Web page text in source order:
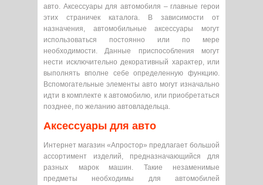
авто. Аксессуары для автомобиля – главные герои
этих страничек каталога. В зависимости от
назначения, автомобильные аксессуары могут
использоваться постоянно или по мере
необходимости. Данные приспособления могут
нести исключительно декоративный характер, или
выполнять вполне себе определенную функцию.
Вспомогательные элементы авто могут изначально
идти в комплекте к автомобилю, или приобретаться
позднее, по желанию автовладельца.
Аксессуары для авто
Интернет магазин «Апростор» предлагает большой
ассортимент изделий, предназначающийся для
разных марок машин. Такие незаменимые
предметы необходимы для автомобилей